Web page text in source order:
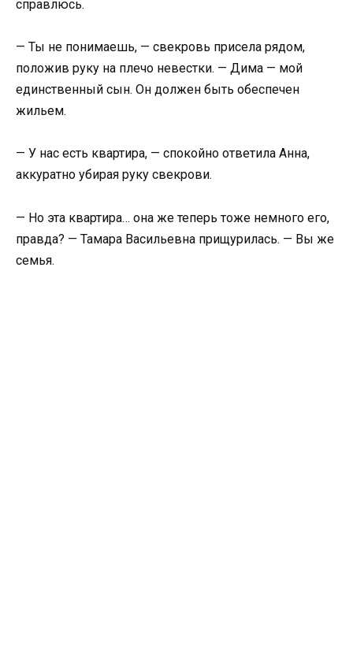
справлюсь.
— Ты не понимаешь, — свекровь присела рядом,
положив руку на плечо невестки. — Дима — мой
единственный сын. Он должен быть обеспечен
жильем.
— У нас есть квартира, — спокойно ответила Анна,
аккуратно убирая руку свекрови.
— Но эта квартира… она же теперь тоже немного его,
правда? — Тамара Васильевна прищурилась. — Вы же
семья.